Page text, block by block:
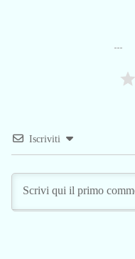
Iscriviti